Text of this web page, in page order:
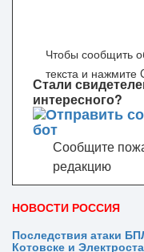
Стали
интересного?
Сообщите
редакцию
Чтобы сообщить
текста и нажмите
НОВОСТИ РОССИЯ
Последствия атаки
Котовске и